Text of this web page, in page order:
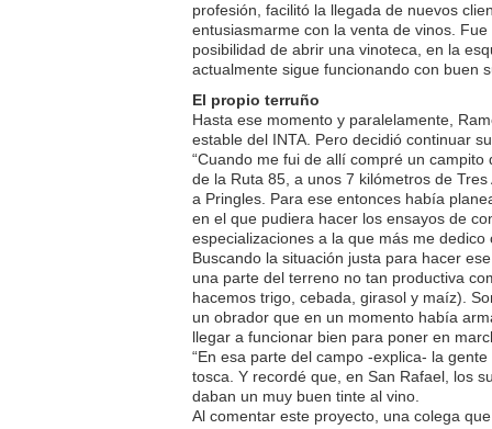
profesión, facilitó la llegada de nuevos
entusiasmarme con la venta de vinos.
posibilidad de abrir una vinoteca, en la
actualmente sigue funcionando con buen
El propio terruño
Hasta ese momento y paralelamente,
estable del INTA. Pero decidió continuar
“Cuando me fui de allí compré un
de la Ruta 85, a unos 7 kilómetros de
a Pringles. Para ese entonces había
en el que pudiera hacer los ensayos de
especializaciones a la que más me
Buscando la situación justa para hacer
una parte del terreno no tan productiva
hacemos trigo, cebada, girasol y maíz).
un obrador que en un momento había
llegar a funcionar bien para poner en
“En esa parte del campo -explica- la
tosca. Y recordé que, en San Rafael, los
daban un muy buen tinte al vino.
Al comentar este proyecto, una colega